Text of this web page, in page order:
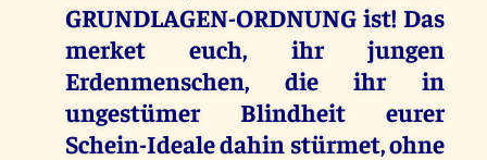
GRUNDLAGEN-ORDNUNG ist! Das
merket euch, ihr jungen
Erdenmenschen, die ihr in
ungestümer Blindheit eurer
Schein-Ideale dahin stürmet, ohne